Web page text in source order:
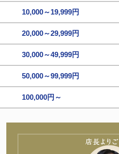
10,000～19,999円
20,000～29,999円
30,000～49,999円
50,000～99,999円
100,000円～